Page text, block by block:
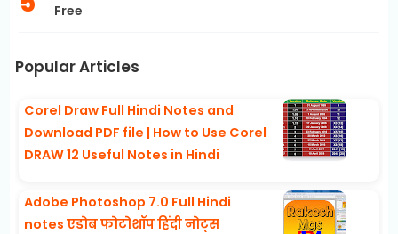
Free
Popular Articles
Corel Draw Full Hindi Notes and
Download PDF file | How to Use Corel
DRAW 12 Useful Notes in Hindi
Adobe Photoshop 7.0 Full Hindi
notes एडोब फोटोशॉप हिंदी नोट्स